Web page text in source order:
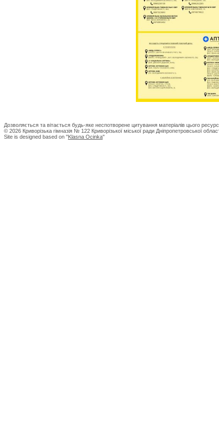
Дозволяється та вітається будь-яке неспотворене цитування матеріалів цього
© 2026 Криворізька гімназія № 122 Криворізької міської ради Дніпропетровської
Site is designed based on "Klasna Ocinka"